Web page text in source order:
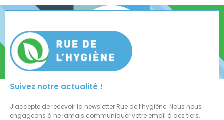
Suivez notre actualité !
J’accepte de recevoir la newsletter Rue de l’hygiène. Nous nous
engageons à ne jamais communiquer votre email à des tiers.